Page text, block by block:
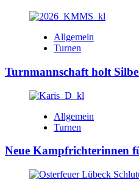
Allgemein
Turnen
Turnmannschaft holt
Allgemein
Turnen
Neue Kampfrichterinnen